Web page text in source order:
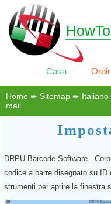
Casa
Home ➨ Sitemap ➨ Italiano
mail
DRPU Barcode Software -
codice a barre disegnato su ID
strumenti per aprire la finestra